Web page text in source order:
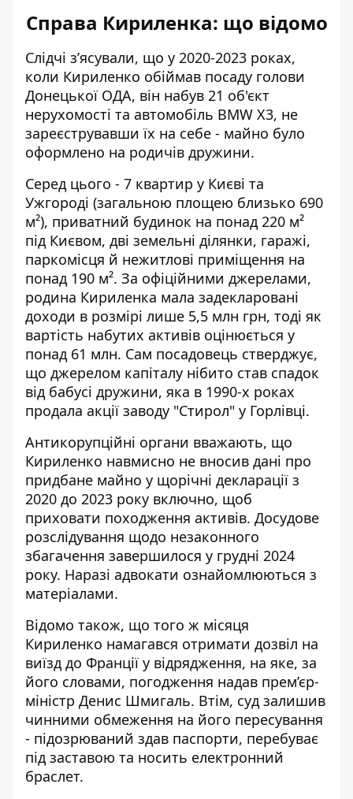
Справа Кириленка: що відомо
Слідчі з’ясували, що у 2020-2023 роках,
коли Кириленко обіймав посаду голови
Донецької ОДА, він набув 21 об'єкт
нерухомості та автомобіль BMW X3, не
зареєструвавши їх на себе - майно було
оформлено на родичів дружини.
Серед цього - 7 квартир у Києві та
Ужгороді (загальною площею близько 690
м²), приватний будинок на понад 220 м²
під Києвом, дві земельні ділянки, гаражі,
паркомісця й нежитлові приміщення на
понад 190 м². За офіційними джерелами,
родина Кириленка мала задекларовані
доходи в розмірі лише 5,5 млн грн, тоді як
вартість набутих активів оцінюється у
понад 61 млн. Сам посадовець стверджує,
що джерелом капіталу нібито став спадок
від бабусі дружини, яка в 1990-х роках
продала акції заводу "Стирол" у Горлівці.
Антикорупційні органи вважають, що
Кириленко навмисно не вносив дані про
придбане майно у щорічні декларації з
2020 до 2023 року включно, щоб
приховати походження активів. Досудове
розслідування щодо незаконного
збагачення завершилося у грудні 2024
року. Наразі адвокати ознайомлюються з
матеріалами.
Відомо також, що того ж місяця
Кириленко намагався отримати дозвіл на
виїзд до Франції у відрядження, на яке, за
його словами, погодження надав прем’єр-
міністр Денис Шмигаль. Втім, суд залишив
чинними обмеження на його пересування
- підозрюваний здав паспорти, перебуває
під заставою та носить електронний
браслет.